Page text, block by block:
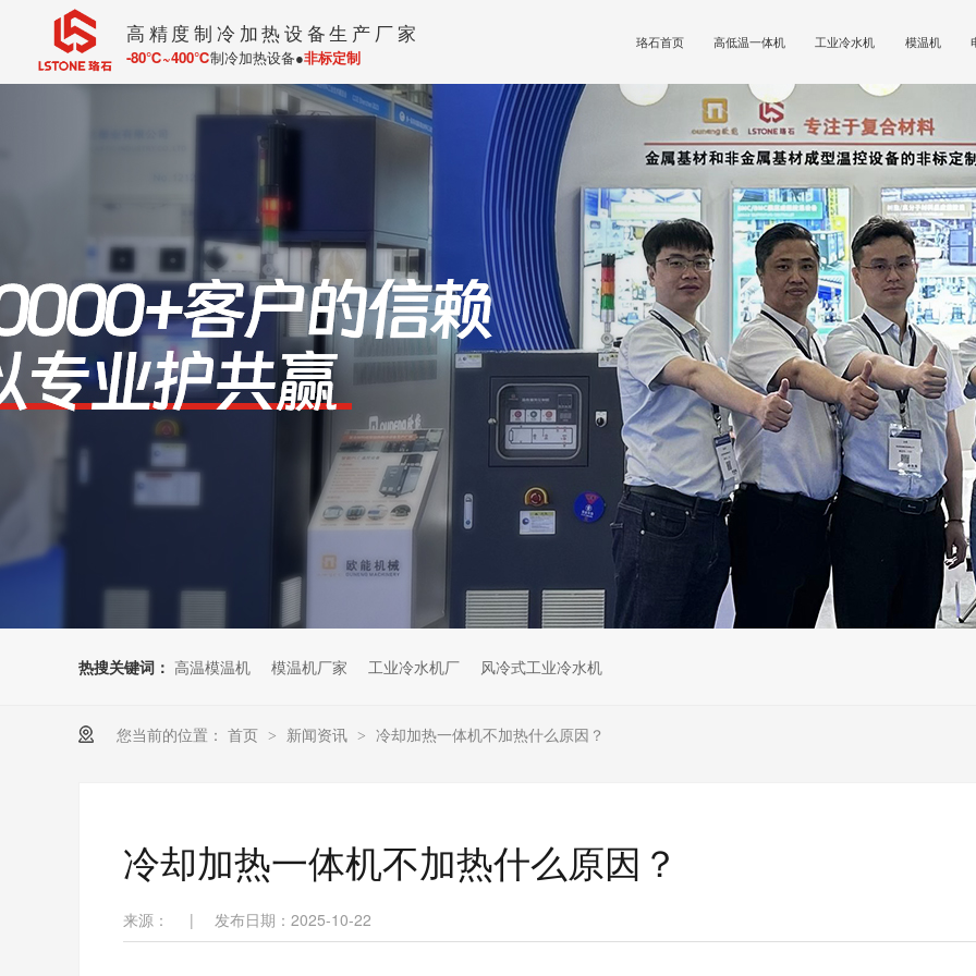
高精度制冷加热设备生产厂家
-80℃~400℃制冷加热设备●非标定制
珞石首页 高低温一体机 工业冷水机 模温机
热搜关键词： 高温模温机 模温机厂家 工业冷水机厂 风冷式工业冷水机
您当前的位置： 首页 > 新闻资讯 > 冷却加热一体机不加热什么原因？
冷却加热一体机不加热什么原因？
来源： | 发布日期：2025-10-22